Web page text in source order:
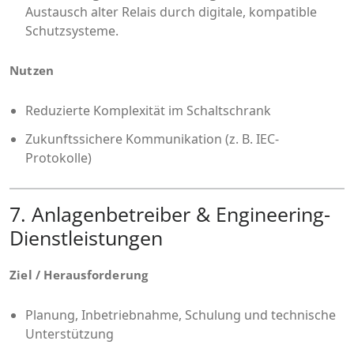
Austausch alter Relais durch digitale, kompatible
Schutzsysteme.
Nutzen
Reduzierte Komplexität im Schaltschrank
Zukunftssichere Kommunikation (z. B. IEC-
Protokolle)
7. Anlagenbetreiber & Engineering-
Dienstleistungen
Ziel / Herausforderung
Planung, Inbetriebnahme, Schulung und technische
Unterstützung